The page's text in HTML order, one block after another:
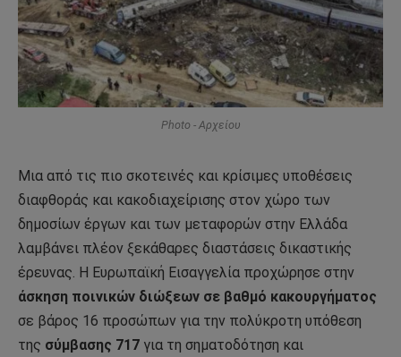
Photo - Αρχείου
Μια από τις πιο σκοτεινές και κρίσιμες υποθέσεις
διαφθοράς και κακοδιαχείρισης στον χώρο των
δημοσίων έργων και των μεταφορών στην Ελλάδα
λαμβάνει πλέον ξεκάθαρες διαστάσεις δικαστικής
έρευνας. Η Ευρωπαϊκή Εισαγγελία προχώρησε στην
άσκηση ποινικών διώξεων σε βαθμό κακουργήματος
σε βάρος 16 προσώπων για την πολύκροτη υπόθεση
της σύμβασης 717 για τη σηματοδότηση και